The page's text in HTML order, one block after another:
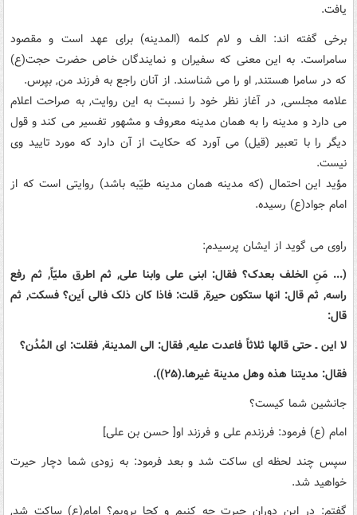
یافت.
برخی گفته اند: الف و لام کلمه (المدینه) برای عهد است و مقصود
سامراست. به این معنی که سفیران و نمایندگان خاص حضرت حجت(ع)
که در سامرا هستند, او را می شناسند. از آنان راجع به فرزند من, بپرس.
علامه مجلسی, در آغاز نظر خود را نسبت به این روایت, به صراحت اعلام
می دارد و مدینه را به همان مدینه معروف و مشهور تفسیر می کند و قول
دیگر را با تعبیر (قیل) می آورد که حکایت از آن دارد که مورد تایید وی
نیست.
مؤید این احتمال (که مدینه همان مدینه طیّبه باشد) روایتی است که از
امام جواد(ع) رسیده.
راوی می گوید از ایشان پرسیدم:
(... مَنِ الخلف بعدک؟ فقال: ابنی علی وابنا علی, ثم اطرق ملیّاً, ثم رفع
راسه, ثم قال: انها ستکون حیرة, قلت: فاذا کان ذلک فالی اَین؟ فسکت, ثم
قال:
لا این ـ حتی قالها ثلاثاً فاعدت علیه, فقال: الی المدینة, فقلت: ای المُدُن؟
فقال: مدیتنا هذه وهل مدینة غیرها.(۲۵)).
جانشین شما کیست؟
امام (ع) فرمود: فرزندم علی و فرزند او[ حسن بن علی]
سپس چند لحظه ای ساکت شد و بعد فرمود: به زودی شما دچار حیرت
خواهید شد.
گفتم: در این دوران حیرت چه کنیم و کجا برویم؟ امام(ع) ساکت شد,